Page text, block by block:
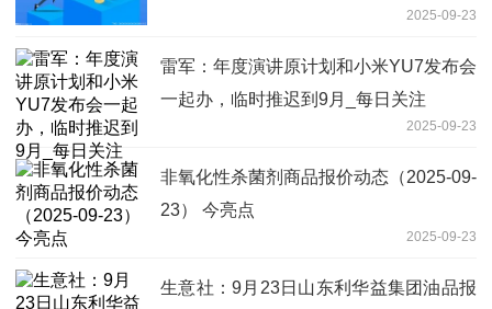
2025-09-23
雷军：年度演讲原计划和小米YU7发布会
一起办，临时推迟到9月_每日关注
2025-09-23
非氧化性杀菌剂商品报价动态（2025-09-
23） 今亮点
2025-09-23
生意社：9月23日山东利华益集团油品报